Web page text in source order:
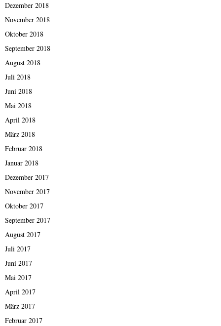
Dezember 2018
November 2018
Oktober 2018
September 2018
August 2018
Juli 2018
Juni 2018
Mai 2018
April 2018
März 2018
Februar 2018
Januar 2018
Dezember 2017
November 2017
Oktober 2017
September 2017
August 2017
Juli 2017
Juni 2017
Mai 2017
April 2017
März 2017
Februar 2017